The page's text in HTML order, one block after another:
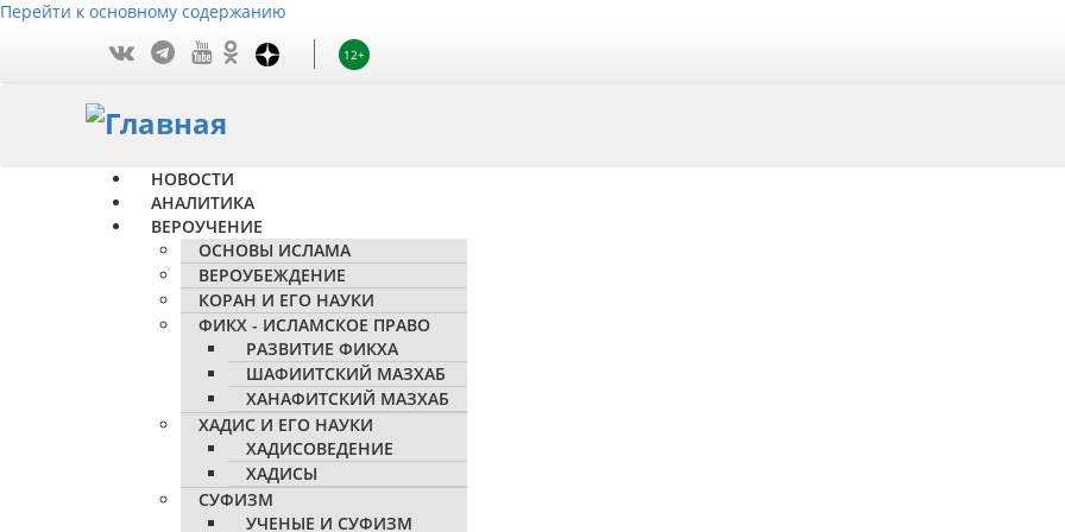
Перейти к основному содержанию
12+
НОВОСТИ
АНАЛИТИКА
ВЕРОУЧЕНИЕ
ОСНОВЫ ИСЛАМА
ВЕРОУБЕЖДЕНИЕ
КОРАН И ЕГО НАУКИ
ФИКХ - ИСЛАМСКОЕ ПРАВО
РАЗВИТИЕ ФИКХА
ШАФИИТСКИЙ МАЗХАБ
ХАНАФИТСКИЙ МАЗХАБ
ХАДИС И ЕГО НАУКИ
ХАДИСОВЕДЕНИЕ
ХАДИСЫ
СУФИЗМ
УЧЕНЫЕ И СУФИЗМ